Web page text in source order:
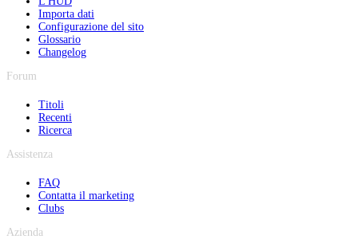
Importa dati
Configurazione del sito
Glossario
Changelog
Forum
Titoli
Recenti
Ricerca
Assistenza
FAQ
Contatta il marketing
Clubs
Azienda